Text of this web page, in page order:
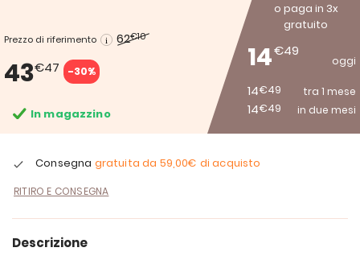
Prezzo di riferimento 62€10
43€47 -30%
o paga in 3x
gratuito
14€49
oggi
14€49 tra 1 mese
14€49 in due mesi
In magazzino
Consegna gratuita da 59,00€ di acquisto
RITIRO E CONSEGNA
Descrizione